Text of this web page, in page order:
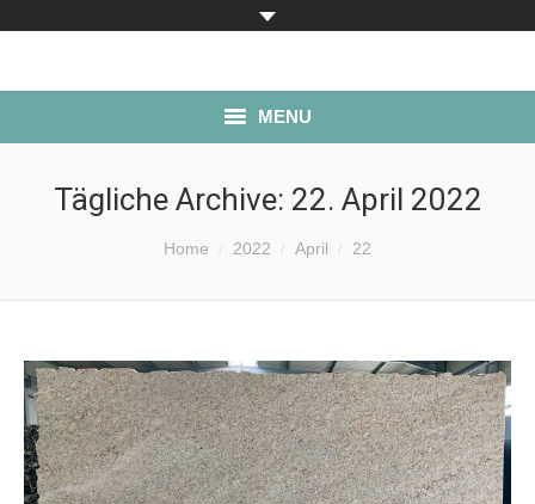
MENU
ANFAHRT
Tägliche Archive: 22. April 2022
Sie befinden sich hier:
Home 2022 April 22